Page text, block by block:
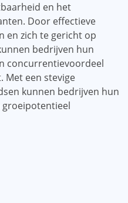
en het
Door effectieve
en zich te gericht op
bedrijven hun
concurrentievoordeel
Met een stevige
kunnen bedrijven hun